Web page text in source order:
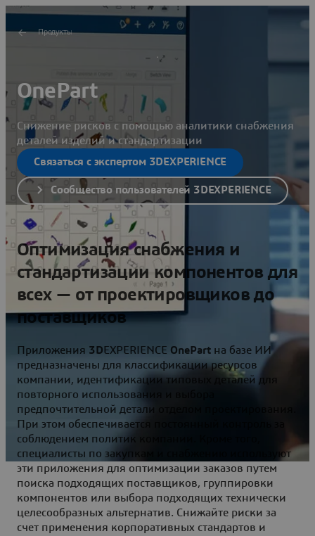
Продукты
OnePart
Снижение рисков с помощью аналитики снабжения
деталей изделий и стандартизации
Связаться с экспертом 3DEXPERIENCE
Сообщество пользователей 3DEXPERIENCE
Оптимизация снабжения и
стандартизации компонентов для
всех — от проектировщиков до
поставщиков
Приложения 3DEXPERIENCE OnePart на базе ИИ
предназначены для классификации ресурсов
компании, идентификации типовых деталей для
повторного использования и выбора
предпочтительной детали отделом проектирования.
При этом обеспечивается постоянный контроль за
соблюдением политик компании. Кроме того,
специалисты по закупкам и снабжению используют
эти приложения для оптимизации заказов путем
поиска подходящих поставщиков, группировки
компонентов или выбора подходящих технически
целесообразных альтернатив. Снижайте риски за
счет применения корпоративных стандартов и